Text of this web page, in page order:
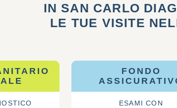
IN SAN CARLO
LE TUE VISITE
FONDO
ESAMI CON